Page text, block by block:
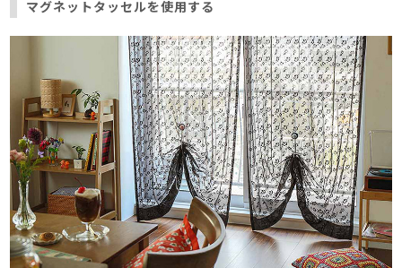
マグネットタッセルを使用する